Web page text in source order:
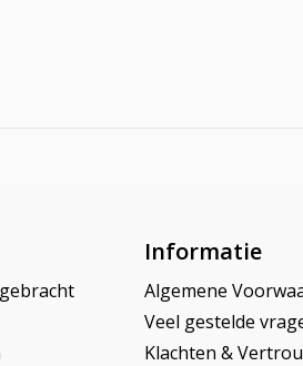
Informatie
Algemene
Veel gestelde
Klachten &